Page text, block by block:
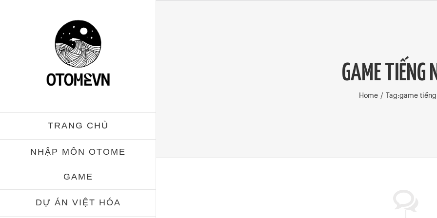
TRANG CHỦ
NHẬP MÔN OTOME
GAME
DỰ ÁN VIỆT HÓA
GAME TIẾNG
Home / Tag:game